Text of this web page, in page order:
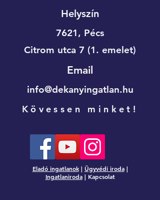
Helyszín
7621, Pécs
Citrom utca 7 (1. emelet)
Email
info@dekanyingatlan.hu
Kövessen minket!
Eladó ingatlanok| Ügyvédi iroda|
Ingatlaniroda| Kapcsolat